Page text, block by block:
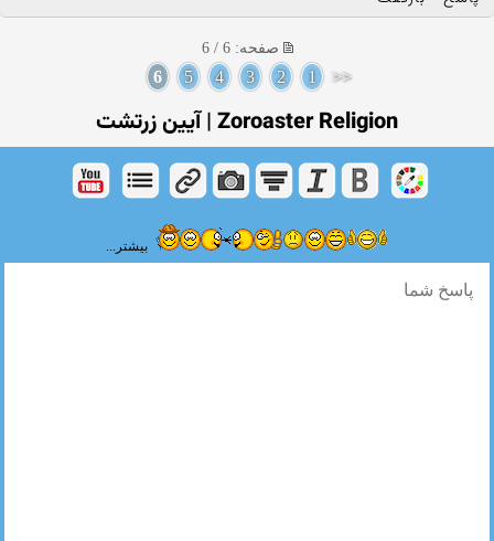
صفحه: 6 / 6
<<
1
2
3
4
5
6
Zoroaster Religion | آیین زرتشت
بیشتر...